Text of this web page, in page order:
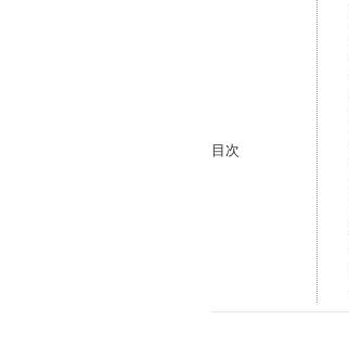
目次